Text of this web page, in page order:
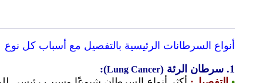
أنواع السرطانات الرئيسية بالتفصيل مع أسباب كل نوع
1. سرطان الرئة (Lung Cancer
):